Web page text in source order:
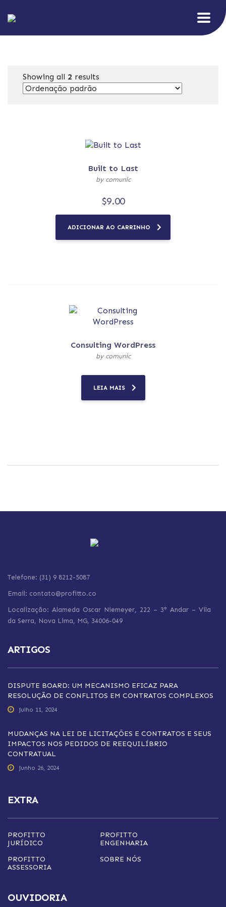
Showing all 2 results
Built to Last
by comunic
$9.00
ADICIONAR AO CARRINHO
Consulting WordPress
by comunic
LEIA MAIS
Telefone: (31) 9 8212-5087
Email: contato@profitto.co
Localização: Alameda Oscar Niemeyer, 222 – 3° Andar – Vila
da Serra, Nova Lima, MG, 34006-049
ARTIGOS
DISPUTE BOARD: UM MECANISMO EFICAZ PARA
RESOLUÇÃO DE CONFLITOS EM CONTRATOS COMPLEXOS
julho 11, 2024
MUDANÇAS NA LEI DE LICITAÇÕES E CONTRATOS E SEUS
IMPACTOS NOS PEDIDOS DE REEQUILÍBRIO
CONTRATUAL
junho 26, 2024
EXTRA
PROFITTO
JURÍDICO
PROFITTO
ENGENHARIA
PROFITTO
ASSESSORIA
SOBRE NÓS
OUVIDORIA